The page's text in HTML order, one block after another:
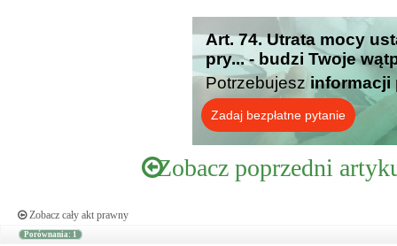
Art. 74. Utrata mocy
pry... - budzi Twoje
Potrzebujesz informacji
Zadaj bezpłatne pytanie
Zobacz poprzedni
Zobacz cały akt prawny
Porównania: 1